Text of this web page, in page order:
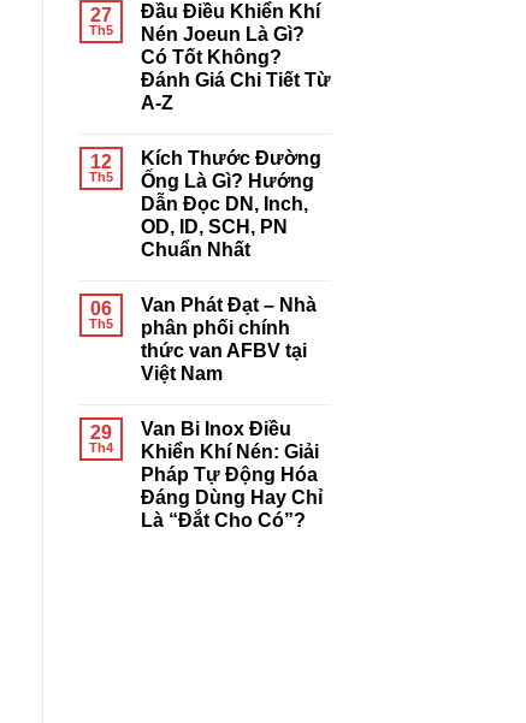
bình
luận
ở
Đầu
Điều
Khiển
Điện
Loại
Van
–
Giải
Pháp
Tự
Động
Hóa
27
Th5
Đầu Điều Khiển Khí
Nén Joeun Là Gì?
Có Tốt Không?
Đánh Giá Chi Tiết Từ
A-Z
bình
luận
ở
Đầu
Điều
Khiển
Khí
Là
Gì?
Có
Tốt
Không?
Đánh
Tiết
Từ
A-
Z
12
Th5
Kích Thước Đường
Ống Là Gì? Hướng
Dẫn Đọc DN, Inch,
OD, ID, SCH, PN
Chuẩn Nhất
bình
luận
ở
Kích
Thước
Đường
Gì?
Hướng
Dẫn
Đọc
DN,
Inch,
OD,
06
Th5
Van Phát Đạt – Nhà
phân phối chính
thức van AFBV tại
Việt Nam
bình
luận
ở
Van
Phát
Đạt
–
29
Th4
Van Bi Inox Điều
Khiển Khí Nén: Giải
Pháp Tự Động Hóa
Đáng Dùng Hay Chỉ
Là “Đắt Cho Có”?